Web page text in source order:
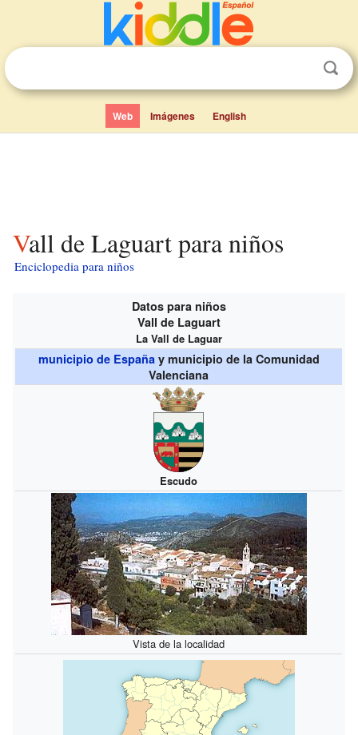
Web Imágenes English
Vall de Laguart para niños
Enciclopedia para niños
Datos para niños
Vall de Laguart
La Vall de Laguar
municipio de España y municipio de la Comunidad
Valenciana
Escudo
Vista de la localidad